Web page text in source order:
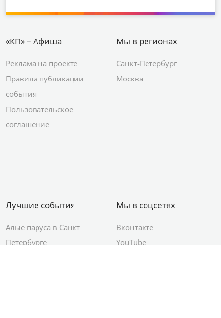
«КП» – Афиша
Реклама на проекте
Правила публикации
события
Пользовательское
соглашение
Мы в регионах
Санкт-Петербург
Москва
Лучшие события
Алые паруса в Санкт
Петербурге
Мы в соцсетях
Вконтакте
YouTube